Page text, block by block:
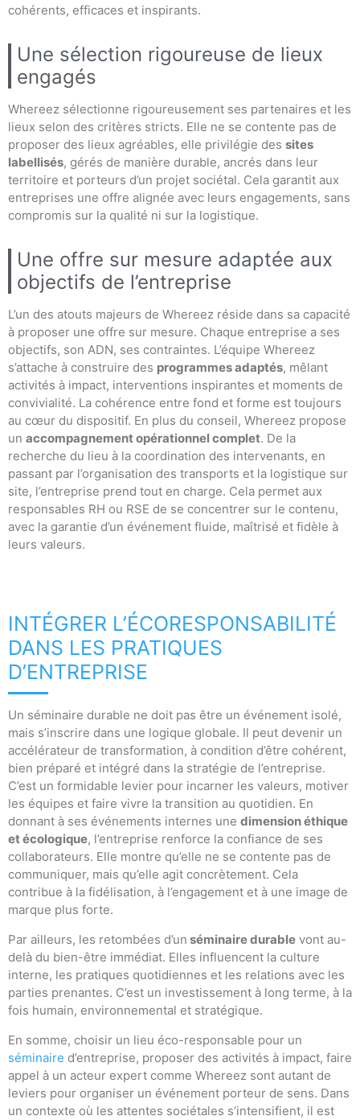
cohérents, efficaces et inspirants.
Une sélection rigoureuse de lieux
engagés
Whereez sélectionne rigoureusement ses partenaires et les
lieux selon des critères stricts. Elle ne se contente pas de
proposer des lieux agréables, elle privilégie des sites
labellisés, gérés de manière durable, ancrés dans leur
territoire et porteurs d’un projet sociétal. Cela garantit aux
entreprises une offre alignée avec leurs engagements, sans
compromis sur la qualité ni sur la logistique.
Une offre sur mesure adaptée aux
objectifs de l’entreprise
L’un des atouts majeurs de Whereez réside dans sa capacité
à proposer une offre sur mesure. Chaque entreprise a ses
objectifs, son ADN, ses contraintes. L’équipe Whereez
s’attache à construire des programmes adaptés, mêlant
activités à impact, interventions inspirantes et moments de
convivialité. La cohérence entre fond et forme est toujours
au cœur du dispositif. En plus du conseil, Whereez propose
un accompagnement opérationnel complet. De la
recherche du lieu à la coordination des intervenants, en
passant par l’organisation des transports et la logistique sur
site, l’entreprise prend tout en charge. Cela permet aux
responsables RH ou RSE de se concentrer sur le contenu,
avec la garantie d’un événement fluide, maîtrisé et fidèle à
leurs valeurs.
INTÉGRER L’ÉCORESPONSABILITÉ
DANS LES PRATIQUES
D’ENTREPRISE
Un séminaire durable ne doit pas être un événement isolé,
mais s’inscrire dans une logique globale. Il peut devenir un
accélérateur de transformation, à condition d’être cohérent,
bien préparé et intégré dans la stratégie de l’entreprise.
C’est un formidable levier pour incarner les valeurs, motiver
les équipes et faire vivre la transition au quotidien. En
donnant à ses événements internes une dimension éthique
et écologique, l’entreprise renforce la confiance de ses
collaborateurs. Elle montre qu’elle ne se contente pas de
communiquer, mais qu’elle agit concrètement. Cela
contribue à la fidélisation, à l’engagement et à une image de
marque plus forte.
Par ailleurs, les retombées d’un séminaire durable vont au-
delà du bien-être immédiat. Elles influencent la culture
interne, les pratiques quotidiennes et les relations avec les
parties prenantes. C’est un investissement à long terme, à la
fois humain, environnemental et stratégique.
En somme, choisir un lieu éco-responsable pour un
séminaire d’entreprise, proposer des activités à impact, faire
appel à un acteur expert comme Whereez sont autant de
leviers pour organiser un événement porteur de sens. Dans
un contexte où les attentes sociétales s’intensifient, il est